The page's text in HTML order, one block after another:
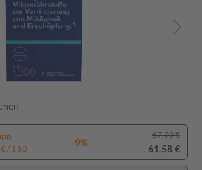
/ 1 St)
-9%
67,99 €
61,58 €